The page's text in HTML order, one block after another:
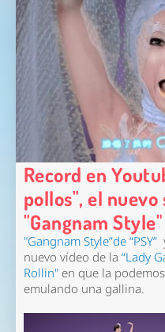
Record en
pollos", el
"Gangnam Style"
"Gangnam Style”de “PSY”
nuevo vídeo de la “Lady
Rollin"en que la
emulando una gallina.